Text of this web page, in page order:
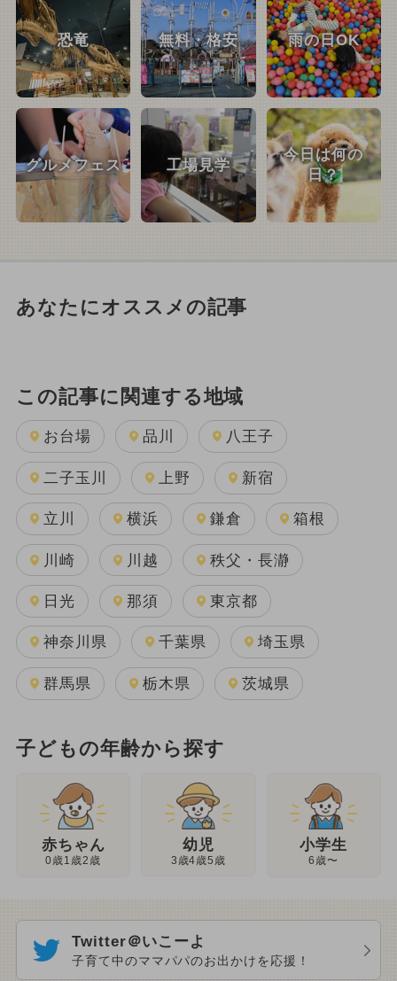
恐竜 無料・格安 雨の日OK
グルメフェス 工場見学
今日は何の
日？
あなたにオススメの記事
この記事に関連する地域
お台場 品川 八王子
二子玉川 上野 新宿
立川 横浜 鎌倉 箱根
川崎 川越 秩父・長瀞
日光 那須 東京都
神奈川県 千葉県 埼玉県
群馬県 栃木県 茨城県
子どもの年齢から探す
赤ちゃん
0歳1歳2歳
幼児
3歳4歳5歳
小学生
6歳〜
Twitter＠いこーよ
子育て中のママパパのお出かけを応援！